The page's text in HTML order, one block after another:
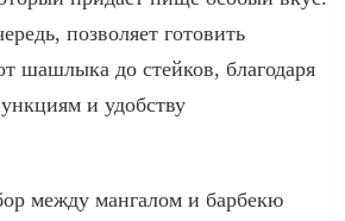
позволяет готовить
шашлыка до стейков, благодаря
и удобству
между мангалом и барбекю